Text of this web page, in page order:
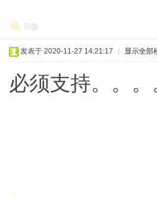
回复
发表于 2020-11-27 14:21:17 显示全部
必须支持。。